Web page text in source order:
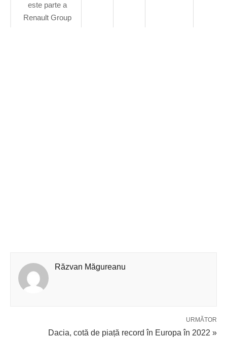
este parte a
Renault Group
Răzvan Măgureanu
URMĂTOR
Dacia, cotă de piață record în Europa în 2022 »